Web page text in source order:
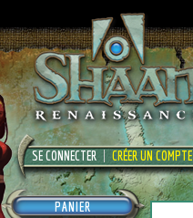
SE CONNECTER CRÉER UN COMPTE
PANIER